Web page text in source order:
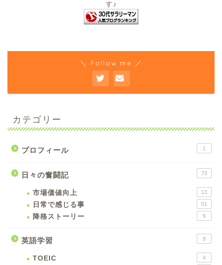
す♪
＼ Follow me ／
カテゴリー
プロフィール 1
日々の奮闘記 73
市場価値向上 13
日常で感じる事 51
降格ストーリー 9
英語学習 8
TOEIC 4